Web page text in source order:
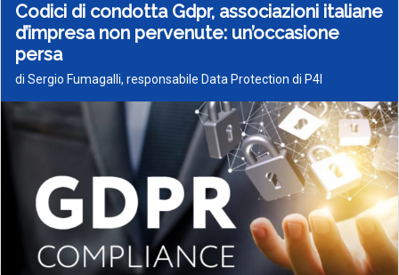
Codici di condotta Gdpr, associazioni italiane
d’impresa non pervenute: un’occasione
persa
di Sergio Fumagalli, responsabile Data Protection di P4I